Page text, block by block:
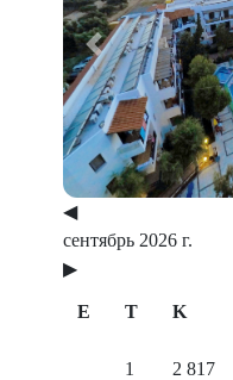
Previous
◀
сентябрь 2026 г.
▶
E T K
1 2 817